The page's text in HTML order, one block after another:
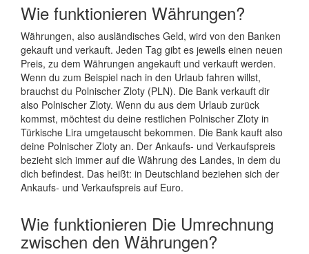
Wie funktionieren Währungen?
Währungen, also ausländisches Geld, wird von den Banken
gekauft und verkauft. Jeden Tag gibt es jeweils einen neuen
Preis, zu dem Währungen angekauft und verkauft werden.
Wenn du zum Beispiel nach in den Urlaub fahren willst,
brauchst du Polnischer Zloty (PLN). Die Bank verkauft dir
also Polnischer Zloty. Wenn du aus dem Urlaub zurück
kommst, möchtest du deine restlichen Polnischer Zloty in
Türkische Lira umgetauscht bekommen. Die Bank kauft also
deine Polnischer Zloty an. Der Ankaufs- und Verkaufspreis
bezieht sich immer auf die Währung des Landes, in dem du
dich befindest. Das heißt: in Deutschland beziehen sich der
Ankaufs- und Verkaufspreis auf Euro.
Wie funktionieren Die Umrechnung
zwischen den Währungen?